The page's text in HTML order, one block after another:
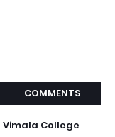
COMMENTS
College